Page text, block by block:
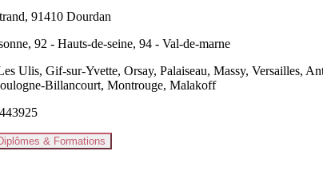
91410 Dourdan
92 - Hauts-de-seine, 94 - Val-de-marne
Ulis, Gif-sur-Yvette, Orsay, Palaiseau, Massy, Versailles,
Billancourt, Montrouge, Malakoff
& Formations